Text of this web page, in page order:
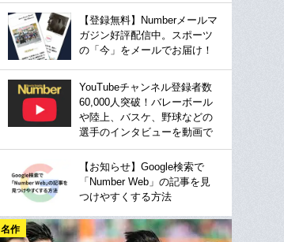
【登録無料】Numberメールマ
ガジン好評配信中。スポーツ
の「今」をメールでお届け！
YouTubeチャンネル登録者数
60,000人突破！バレーボール
や陸上、バスケ、野球などの
選手のインタビューを動画で
【お知らせ】Google検索で
「Number Web」の記事を見
つけやすくする方法
名作